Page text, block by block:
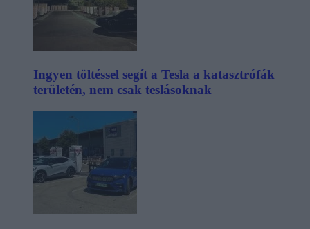
Ingyen töltéssel segít a Tesla a katasztrófák
területén, nem csak teslásoknak